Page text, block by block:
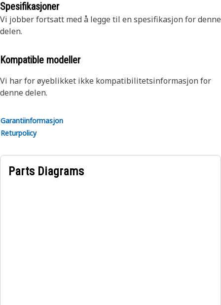
Spesifikasjoner
Vi jobber fortsatt med å legge til en spesifikasjon for denne
delen.
Kompatible modeller
Vi har for øyeblikket ikke kompatibilitetsinformasjon for
denne delen.
Garantiinformasjon
Returpolicy
Parts Diagrams